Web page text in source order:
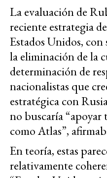
La evaluación de
reciente estrategia
Estados Unidos, con
la eliminación de la
determinación de
nacionalistas que
estratégica con
no buscaría
como Atlas”,
En teoría, estas
relativamente